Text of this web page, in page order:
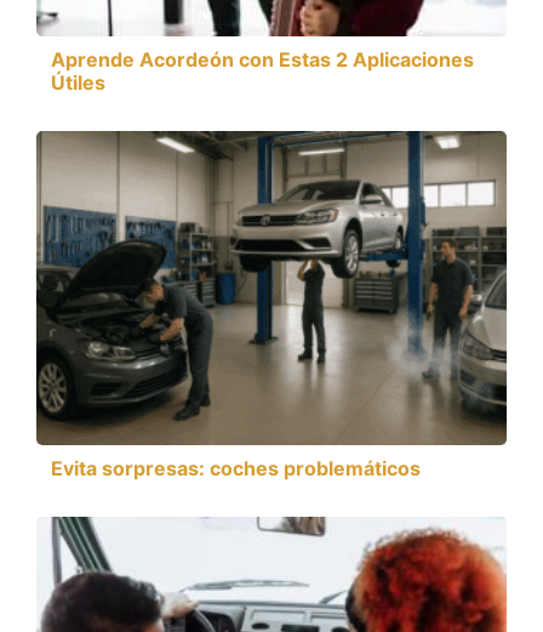
Aprende Acordeón con Estas 2 Aplicaciones
Útiles
Evita sorpresas: coches problemáticos